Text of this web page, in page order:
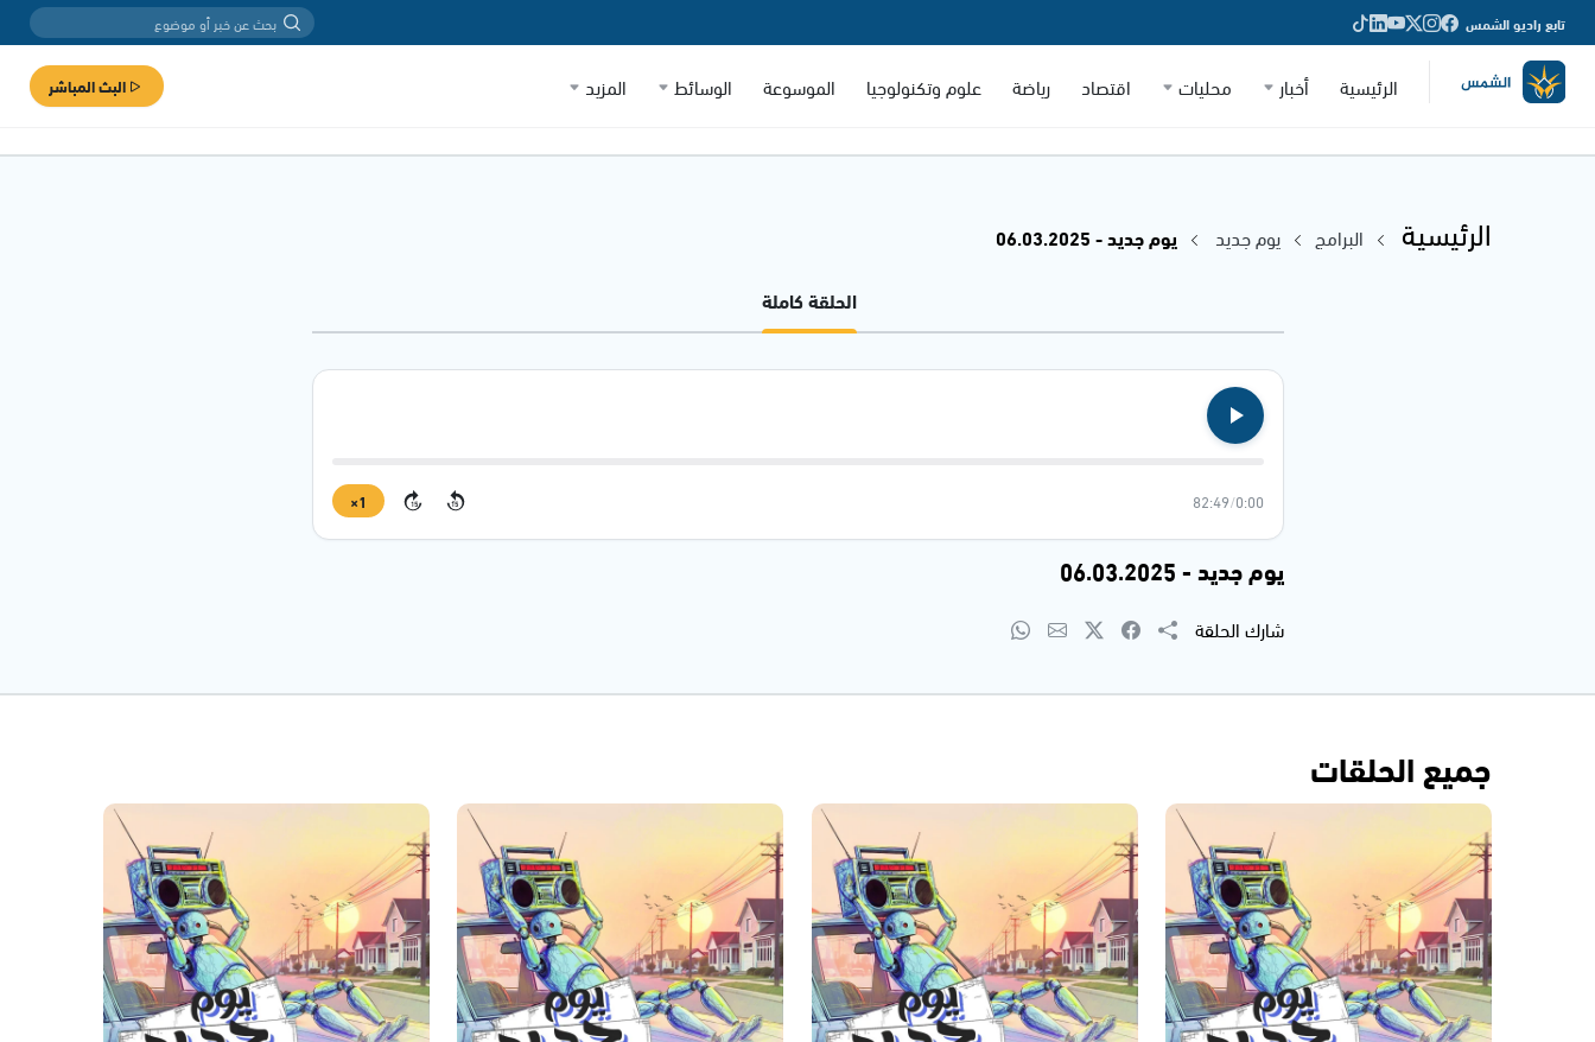
تابع راديو الشمس
الرئيسية أخبار محليات اقتصاد رياضة علوم وتكنولوجيا الموسوعة الوسائط المزيد البث المباشر
الرئيسية البرامج يوم جديد
يوم جديد - 06.03.2025
الحلقة كاملة
0:00
/
82:49
15
15
1×
يوم جديد - 06.03.2025
شارك الحلقة
جميع الحلقات